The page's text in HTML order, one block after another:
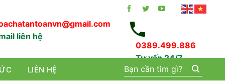
liên hệ
0389.499.886
Tư vấn 24/7
LIÊN HỆ
Tìm
kiếm: